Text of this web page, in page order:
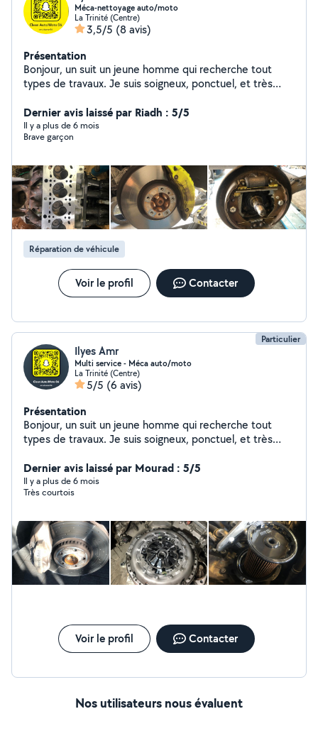
Méca-nettoyage auto/moto
La Trinité (Centre)
3,5/5 (8 avis)
Présentation
Bonjour, un suit un jeune homme qui recherche tout
types de travaux. Je suis soigneux, ponctuel, et très
Dernier avis laissé par Riadh : 5/5
Il y a plus de 6 mois
Brave garçon
Réparation de véhicule
Voir le profil Contacter
Particulier
Ilyes Amr
Multi service - Méca auto/moto
La Trinité (Centre)
5/5 (6 avis)
Présentation
Bonjour, un suit un jeune homme qui recherche tout
types de travaux. Je suis soigneux, ponctuel, et très
Je vous propose mes services: . Mécanicien auto/moto
. Réparation/amélioration toute marques ordinateur
tout types . Multi services . Déménagement . Aide
Dernier avis laissé par Mourad : 5/5
Il y a plus de 6 mois
Très courtois
Voir le profil Contacter
Nos utilisateurs nous évaluent